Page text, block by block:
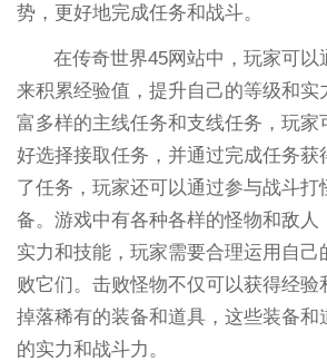
势，更好地完成任务和战斗。
在传奇世界45网站中，玩家可以
来积累经验值，提升自己的等级和实
富多样的主线任务和支线任务，玩家
好选择接取任务，并通过完成任务获
了任务，玩家还可以通过参与战斗打
备。游戏中有各种各样的怪物和敌人
实力和技能，玩家需要合理运用自己
败它们。击败怪物不仅可以获得经验
掉落稀有的装备和道具，这些装备和
的实力和战斗力。